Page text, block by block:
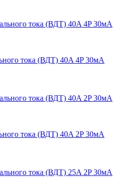
тока (ВДТ) 40A 4P 30мА
тока (ВДТ) 40A 2P 30мА